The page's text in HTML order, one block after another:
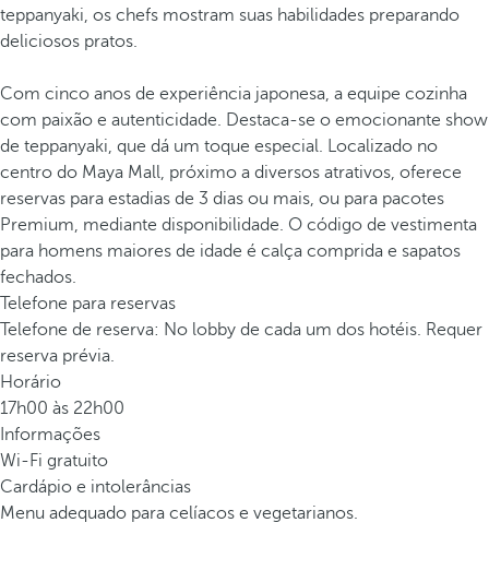
teppanyaki, os chefs mostram suas habilidades preparando
deliciosos pratos.
Com cinco anos de experiência japonesa, a equipe cozinha
com paixão e autenticidade. Destaca-se o emocionante show
de teppanyaki, que dá um toque especial. Localizado no
centro do Maya Mall, próximo a diversos atrativos, oferece
reservas para estadias de 3 dias ou mais, ou para pacotes
Premium, mediante disponibilidade. O código de vestimenta
para homens maiores de idade é calça comprida e sapatos
fechados.
Telefone para reservas
Telefone de reserva: No lobby de cada um dos hotéis. Requer
reserva prévia.
Horário
17h00 às 22h00
Informações
Wi-Fi gratuito
Cardápio e intolerâncias
Menu adequado para celíacos e vegetarianos.